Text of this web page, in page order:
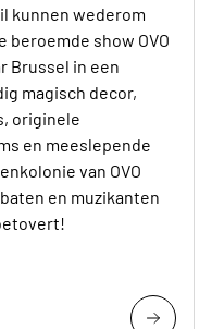
kunnen wederom
beroemde show OVO
Brussel in een
magisch decor,
originele
en meeslepende
van OVO
en muzikanten